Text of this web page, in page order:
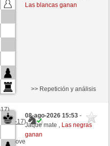
move
Las blancas ganan
(-17)
move
>> Repetición y análisis
08-ago-2026 15:53-
Jaque mate , Las negras
ganan